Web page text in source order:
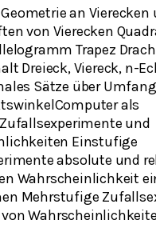
an Vierecken
von Vierecken
Trapez
Dreieck, Viereck, n-
Sätze über
als
und
Einstufige
absolute und
Wahrscheinlichkeit
Mehrstufige